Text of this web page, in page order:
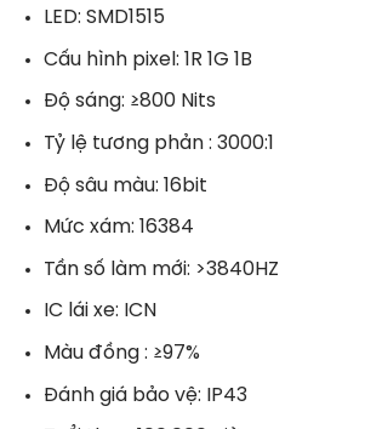
LED: SMD1515
Cấu hình pixel: 1R 1G 1B
Độ sáng: ≥800 Nits
Tỷ lệ tương phản : 3000:1
Độ sâu màu: 16bit
Mức xám: 16384
Tần số làm mới: >3840HZ
IC lái xe: ICN
Màu đồng : ≥97%
Đánh giá bảo vệ: IP43